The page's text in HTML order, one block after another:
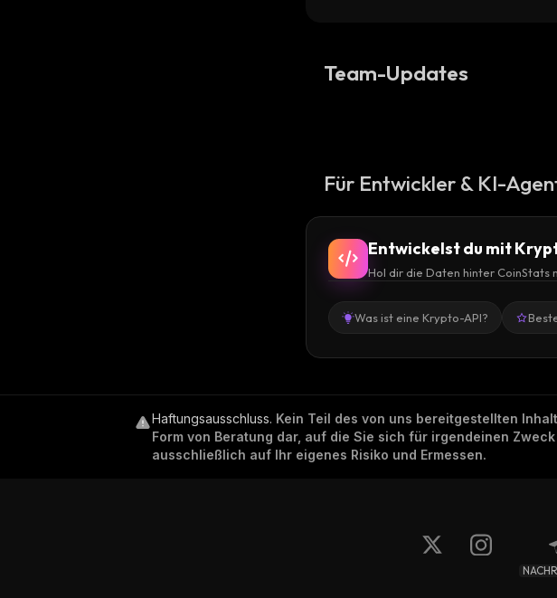
Team-Updates
Für Entwickler & KI-
Entwickelst du mit
Hol dir die Daten hinter CoinStats
Was ist eine Krypto-API?
Haftungsausschluss. Kein Teil des von uns bereitgestellten
Form von Beratung dar, auf die Sie sich für irgendeinen
ausschließlich auf Ihr eigenes Risiko und Ermessen.